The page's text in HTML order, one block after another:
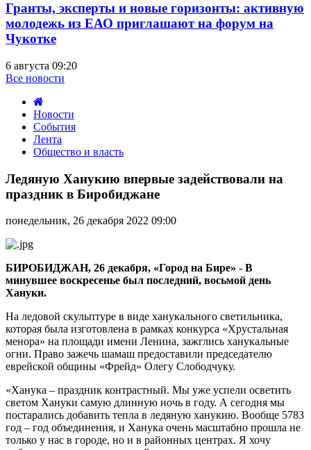
Гранты, эксперты и новые горизонты: активную
молодежь из ЕАО приглашают на форум на
Чукотке
6 августа 09:20
Все новости
Новости
События
Лента
Общество и власть
Ханукию
впервые
задействовали
праздник
Биробиджане
Ледяную Ханукию впервые задействовали на
праздник в Биробиджане
понедельник, 26 декабря 2022 09:00
БИРОБИДЖАН, 26 декабря, «Город на Бире» - В
минувшее воскресенье был последний, восьмой день
Хануки.
На ледовой скульптуре в виде ханукального светильника,
которая была изготовлена в рамках конкурса «Хрустальная
менора» на площади имени Ленина, зажглись ханукальные
огни. Право зажечь шамаш предоставили председателю
еврейской общины «Фрейд» Олегу Слободчуку.
«Ханука – праздник контрастный. Мы уже успели осветить
светом Хануки самую длинную ночь в году. А сегодня мы
постарались добавить тепла в ледяную ханукию. Вообще 5783
год – год объединения, и Ханука очень масштабно прошла не
только у нас в городе, но и в районных центрах. Я хочу